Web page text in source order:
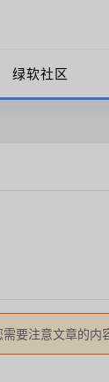
绿软社区
要注意文章的内